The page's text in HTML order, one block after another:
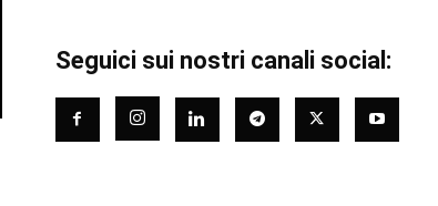
Seguici sui nostri canali social: